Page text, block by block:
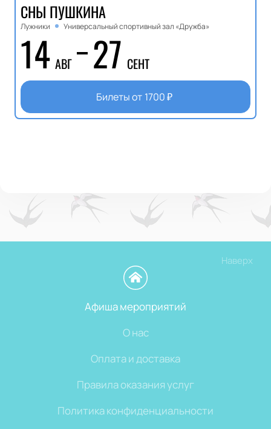
СНЫ ПУШКИНА
Лужники Универсальный спортивный зал «Дружба»
14 АВГ 27 СЕНТ
Билеты от 1700₽
Наверх
Афиша мероприятий
О нас
Оплата и доставка
Правила оказания услуг
Политика конфиденциальности